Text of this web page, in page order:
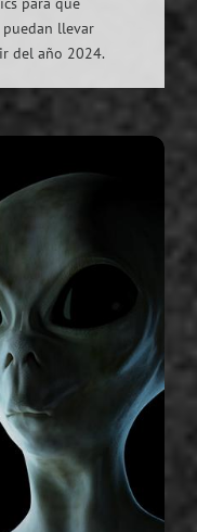
llevar
del año 2024.